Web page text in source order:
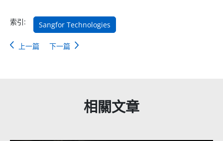
索引: Sangfor Technologies
上一篇 下一篇
相關文章